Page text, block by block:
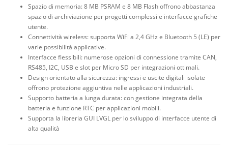
Spazio di memoria: 8 MB PSRAM e 8 MB Flash offrono abbastanza
spazio di archiviazione per progetti complessi e interfacce grafiche
utente.
Connettività wireless: supporta WiFi a 2,4 GHz e Bluetooth 5 (LE) per
varie possibilità applicative.
Interfacce flessibili: numerose opzioni di connessione tramite CAN,
RS485, I2C, USB e slot per Micro SD per integrazioni ottimali.
Design orientato alla sicurezza: ingressi e uscite digitali isolate
offrono protezione aggiuntiva nelle applicazioni industriali.
Supporto batteria a lunga durata: con gestione integrata della
batteria e funzione RTC per applicazioni mobili.
Supporta la libreria GUI LVGL per lo sviluppo di interfacce utente di
alta qualità